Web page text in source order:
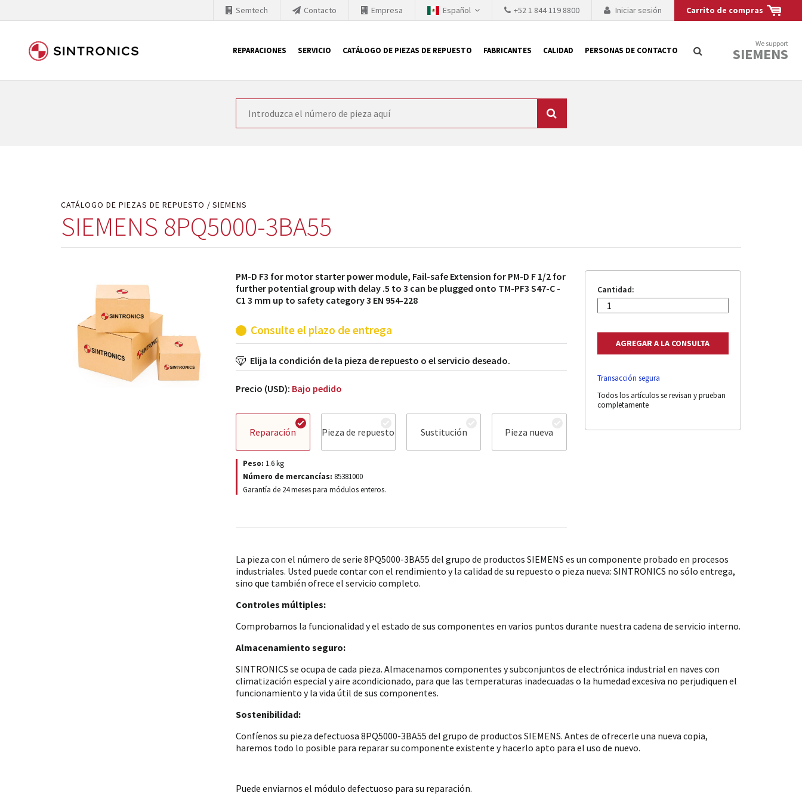
Carrito de compras
Iniciar sesión
+52 1 844 119 8800
Español
Empresa
Contacto
Semtech
REPARACIONES SERVICIO CATÁLOGO DE PIEZAS DE REPUESTO FABRICANTES CALIDAD PERSONAS DE CONTACTO
We support
SIEMENS
Nuestra colaboración con SIEMENS
de módulos descontinuados por módulos del propio almacén.
CATÁLOGO DE PIEZAS DE REPUESTO SIEMENS
SIEMENS 8PQ5000-3BA55
PM-D F3 for motor starter power module, Fail-safe Extension for PM-D F 1/2 for
further potential group with delay .5 to 3 can be plugged onto TM-PF3 S47-C -
C1 3 mm up to safety category 3 EN 954-228
Consulte el plazo de entrega
Elija la condición de la pieza de repuesto o el servicio deseado.
Precio (USD): Bajo pedido
Reparación Pieza de repuesto Sustitución Pieza nueva
Peso: 1.6kg
Número de mercancías: 85381000
Garantía de 24 meses para módulos enteros.
Cantidad:
Transacción segura
Todos los artículos se revisan y prueban
completamente
La pieza con el número de serie 8PQ5000-3BA55 del grupo de productos SIEMENS es un componente probado en procesos
industriales. Usted puede contar con el rendimiento y la calidad de su repuesto o pieza nueva: SINTRONICS no sólo entrega,
sino que también ofrece el servicio completo.
Controles múltiples:
Comprobamos la funcionalidad y el estado de sus componentes en varios puntos durante nuestra cadena de servicio interno.
Almacenamiento seguro:
SINTRONICS se ocupa de cada pieza. Almacenamos componentes y subconjuntos de electrónica industrial en naves con
climatización especial y aire acondicionado, para que las temperaturas inadecuadas o la humedad excesiva no perjudiquen el
funcionamiento y la vida útil de sus componentes.
Sostenibilidad:
Confíenos su pieza defectuosa 8PQ5000-3BA55 del grupo de productos SIEMENS. Antes de ofrecerle una nueva copia,
haremos todo lo posible para reparar su componente existente y hacerlo apto para el uso de nuevo.
Puede enviarnos el módulo defectuoso para su reparación.